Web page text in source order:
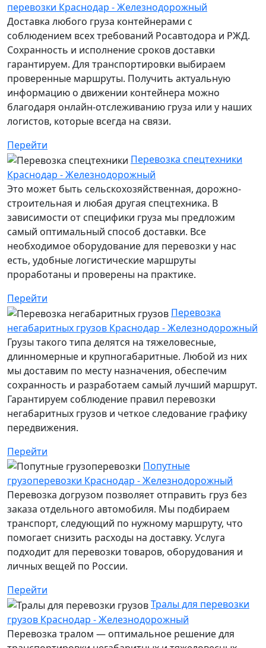
перевозки Краснодар - Железнодорожный
Доставка любого груза контейнерами с
соблюдением всех требований Росавтодора и РЖД.
Сохранность и исполнение сроков доставки
гарантируем. Для транспортировки выбираем
проверенные маршруты. Получить актуальную
информацию о движении контейнера можно
благодаря онлайн-отслеживанию груза или у наших
логистов, которые всегда на связи.
Перейти
Перевозка спецтехники
Краснодар - Железнодорожный
Это может быть сельскохозяйственная, дорожно-
строительная и любая другая спецтехника. В
зависимости от специфики груза мы предложим
самый оптимальный способ доставки. Все
необходимое оборудование для перевозки у нас
есть, удобные логистические маршруты
проработаны и проверены на практике.
Перейти
Перевозка
негабаритных грузов Краснодар - Железнодорожный
Грузы такого типа делятся на тяжеловесные,
длинномерные и крупногабаритные. Любой из них
мы доставим по месту назначения, обеспечим
сохранность и разработаем самый лучший маршрут.
Гарантируем соблюдение правил перевозки
негабаритных грузов и четкое следование графику
передвижения.
Перейти
Попутные
грузоперевозки Краснодар - Железнодорожный
Перевозка догрузом позволяет отправить груз без
заказа отдельного автомобиля. Мы подбираем
транспорт, следующий по нужному маршруту, что
помогает снизить расходы на доставку. Услуга
подходит для перевозки товаров, оборудования и
личных вещей по России.
Перейти
Тралы для перевозки
грузов Краснодар - Железнодорожный
Перевозка тралом — оптимальное решение для